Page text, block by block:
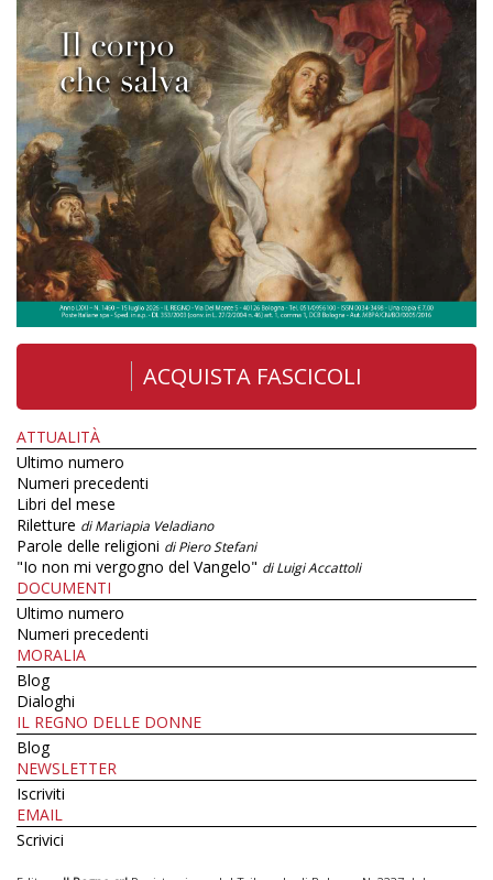
ACQUISTA FASCICOLI
ATTUALITÀ
Ultimo numero
Numeri precedenti
Libri del mese
Riletture di Mariapia Veladiano
Parole delle religioni di Piero Stefani
"Io non mi vergogno del Vangelo" di Luigi Accattoli
DOCUMENTI
Ultimo numero
Numeri precedenti
MORALIA
Blog
Dialoghi
IL REGNO DELLE DONNE
Blog
NEWSLETTER
Iscriviti
EMAIL
Scrivici